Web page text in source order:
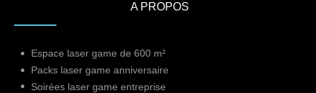
A PROPOS
Espace laser game de 600 m²
Packs laser game anniversaire
Soirées laser game entreprise